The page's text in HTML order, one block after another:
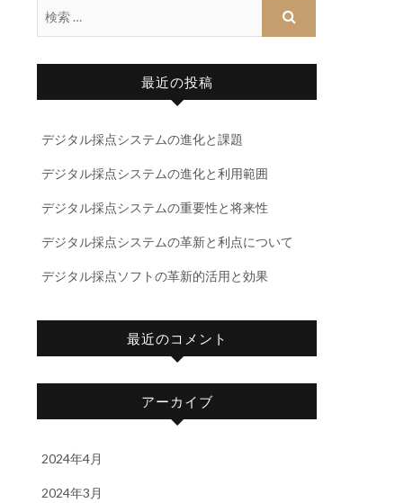
最近の投稿
デジタル採点システムの進化と課題
デジタル採点システムの進化と利用範囲
デジタル採点システムの重要性と将来性
デジタル採点システムの革新と利点について
デジタル採点ソフトの革新的活用と効果
最近のコメント
アーカイブ
2024年4月
2024年3月